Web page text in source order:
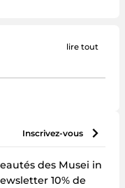
lire tout
inscrivez-vous
des Musei in
10% de